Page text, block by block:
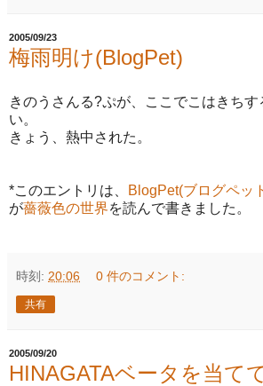
2005/09/23
梅雨明け(BlogPet)
きのうさんる?ぷが、ここでこはきちす
い。
きょう、熱中された。
*このエントリは、 BlogPet(ブログペッ
が薔薇色の世界を読んで書きました。
時刻: 20:06 0 件のコメント:
共有
2005/09/20
HINAGATAベータを当て